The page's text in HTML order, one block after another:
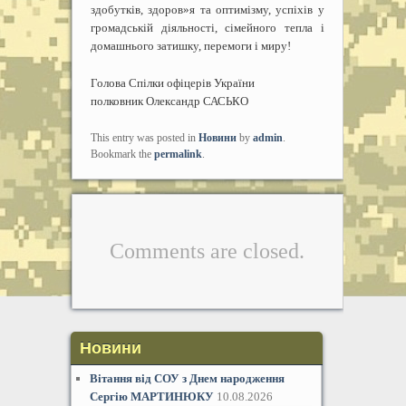
здобутків, здоров»я та оптимізму, успіхів у
громадській діяльності, сімейного тепла і
домашнього затишку, перемоги і миру!
Голова Спілки офіцерів України
полковник Олександр САСЬКО
This entry was posted in Новиниby admin.
Bookmark the permalink.
Comments are closed.
Новини
Вітання від СОУ з Днем народження
Сергію МАРТИНЮКУ 10.08.2026